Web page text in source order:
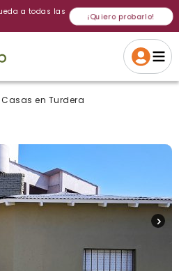
a todas las
¡Quiero probarlo!
Si, eliminar
Gracias
a intentar
Casas en Turdera